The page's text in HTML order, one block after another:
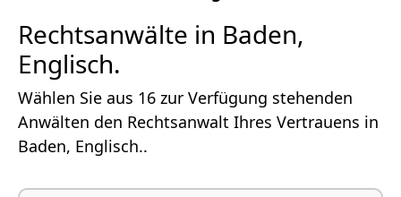
Rechtsanwälte in Baden,
Englisch.
Wählen Sie aus 16 zur Verfügung stehenden
Anwälten den Rechtsanwalt Ihres Vertrauens in
Baden, Englisch..